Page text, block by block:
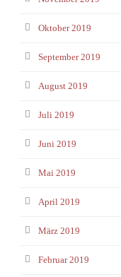
Oktober 2019
September 2019
August 2019
Juli 2019
Juni 2019
Mai 2019
April 2019
März 2019
Februar 2019